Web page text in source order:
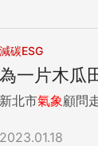
減碳ESG
為一片木瓜
新北市氣象顧問
2023.01.18